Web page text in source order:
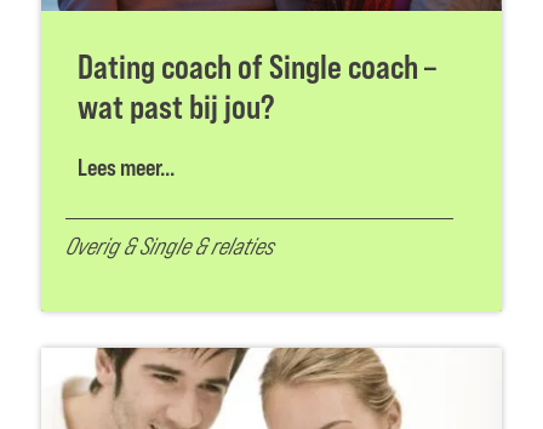
Dating coach of Single coach –
wat past bij jou?
Lees meer...
Overig&Single & relaties